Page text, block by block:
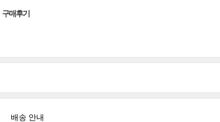
구매후기
배송 안내